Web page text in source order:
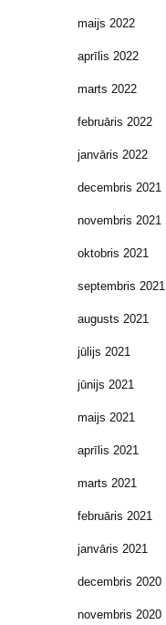
maijs 2022
aprīlis 2022
marts 2022
februāris 2022
janvāris 2022
decembris 2021
novembris 2021
oktobris 2021
septembris 2021
augusts 2021
jūlijs 2021
jūnijs 2021
maijs 2021
aprīlis 2021
marts 2021
februāris 2021
janvāris 2021
decembris 2020
novembris 2020